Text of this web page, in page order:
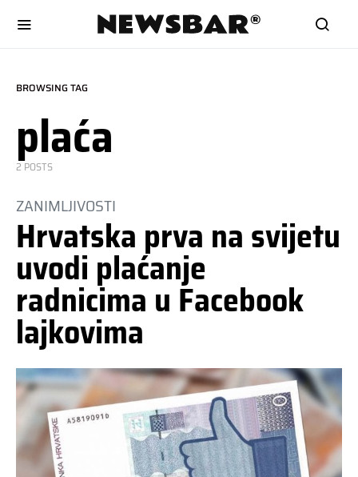
BROWSING TAG
plaća
2 POSTS
ZANIMLJIVOSTI
Hrvatska prva na svijetu
uvodi plaćanje
radnicima u Facebook
lajkovima